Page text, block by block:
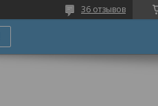
36 отзывов